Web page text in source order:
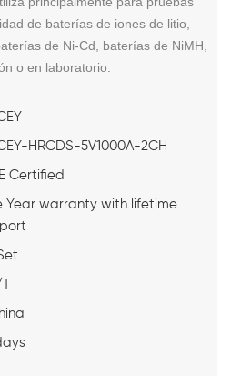
de baterías de iones de litio,
de Ni-Cd, baterías de NiMH,
o en laboratorio.
HRCDS-5V1000A-2CH
Certified
Year warranty with lifetime